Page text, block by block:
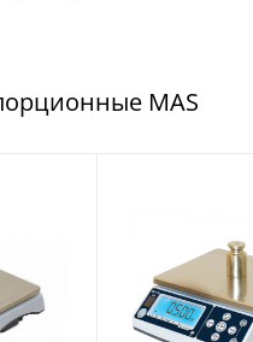
MAS